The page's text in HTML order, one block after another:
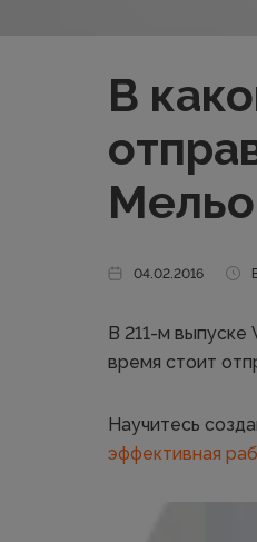
В
04.02.2016
В 211-м выпуске
время стоит
Научитесь
эффективная